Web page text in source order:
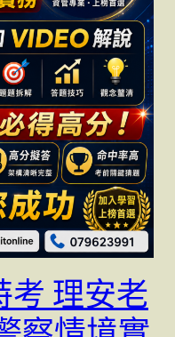
考 理安老